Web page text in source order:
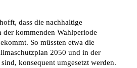
dass die nachhaltige
der kommenden Wahlperiode
So müssten etwa die
2050 und in der
konsequent umgesetzt werden.